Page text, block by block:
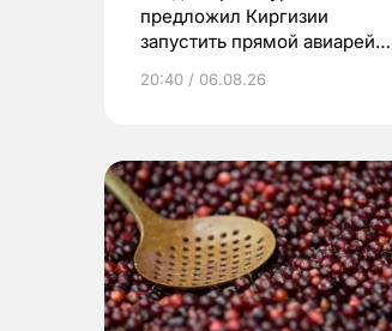
предложил Киргизии
запустить прямой авиарейс
20:40 / 06.08.26